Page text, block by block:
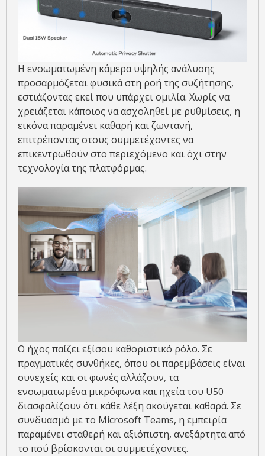
Η ενσωματωμένη κάμερα υψηλής ανάλυσης
προσαρμόζεται φυσικά στη ροή της συζήτησης,
εστιάζοντας εκεί που υπάρχει ομιλία. Χωρίς να
χρειάζεται κάποιος να ασχοληθεί με ρυθμίσεις, η
εικόνα παραμένει καθαρή και ζωντανή,
επιτρέποντας στους συμμετέχοντες να
επικεντρωθούν στο περιεχόμενο και όχι στην
τεχνολογία της πλατφόρμας.
Ο ήχος παίζει εξίσου καθοριστικό ρόλο. Σε
πραγματικές συνθήκες, όπου οι παρεμβάσεις είναι
συνεχείς και οι φωνές αλλάζουν, τα
ενσωματωμένα μικρόφωνα και ηχεία του U50
διασφαλίζουν ότι κάθε λέξη ακούγεται καθαρά. Σε
συνδυασμό με το Microsoft Teams, η εμπειρία
παραμένει σταθερή και αξιόπιστη, ανεξάρτητα από
το πού βρίσκονται οι συμμετέχοντες.